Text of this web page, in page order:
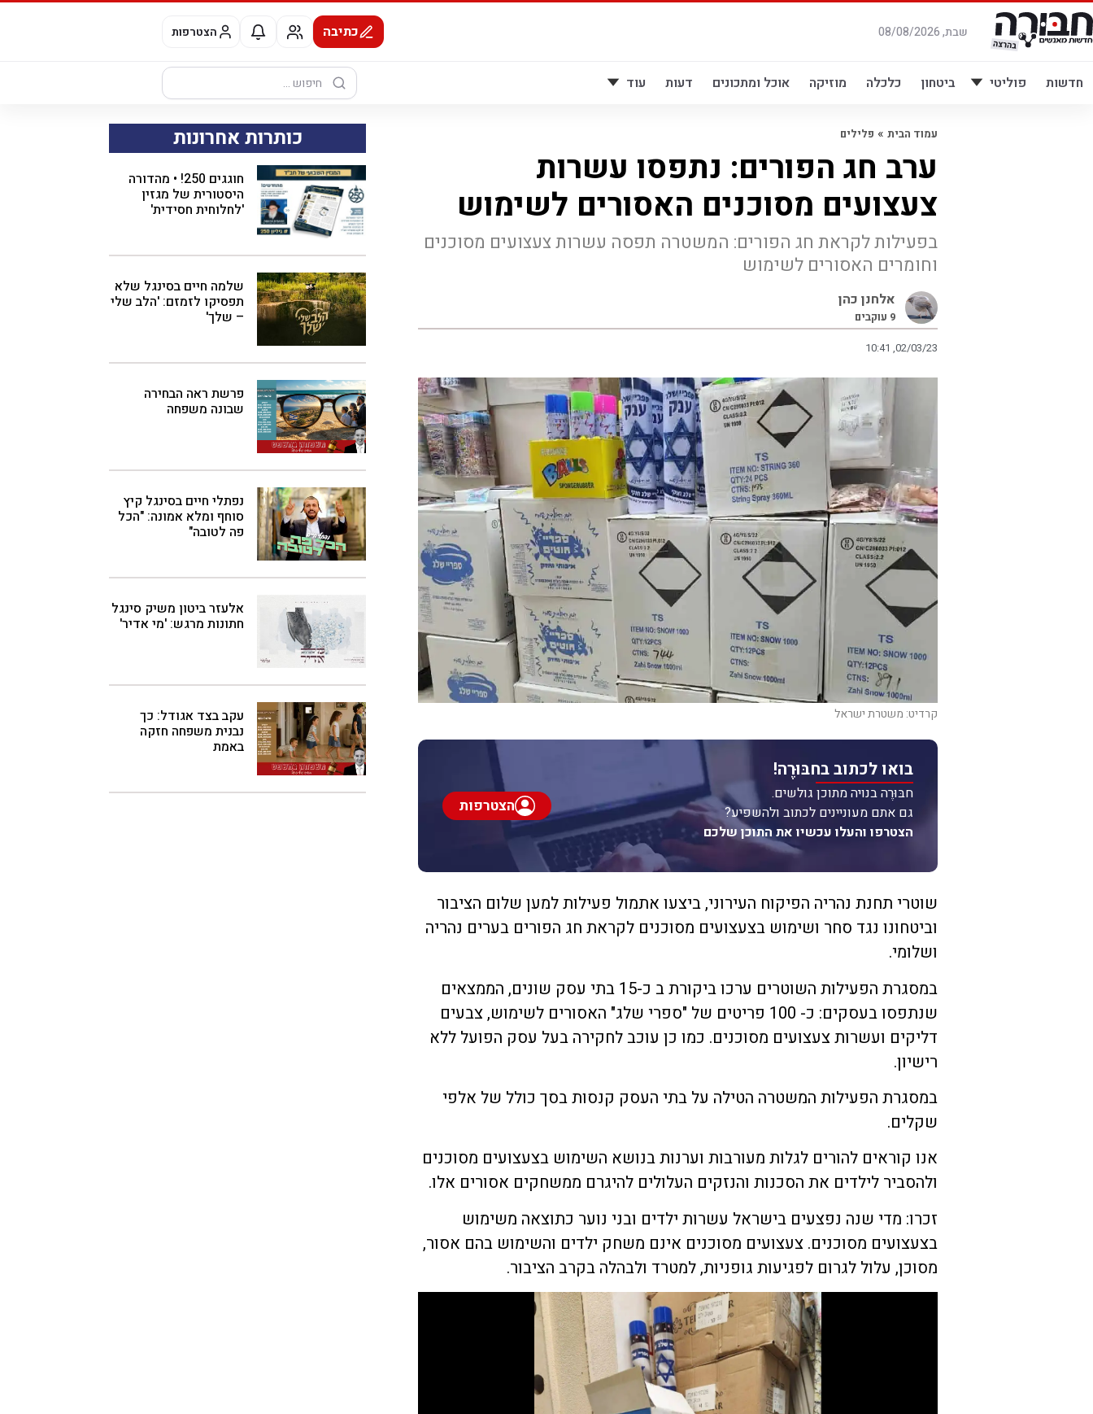
דלג
לתוכן
שבת, 08/08/2026 כתיבה הצטרפות
חדשות פוליטי ביטחון כלכלה מוזיקה אוכל ומתכונים דעות עוד
חיפוש:
עמוד הבית » פלילים
ערב חג הפורים: נתפסו עשרות
צעצועים מסוכנים האסורים לשימוש
בפעילות לקראת חג הפורים: המשטרה תפסה עשרות צעצועים מסוכנים
וחומרים האסורים לשימוש
אלחנן כהן
9 עוקבים
10:41 ,02/03/23
קרדיט: משטרת ישראל
בואו לכתוב בחבּוּרֶה!
חבּוּרֶה בנויה מתוכן גולשים.
גם אתם מעוניינים לכתוב ולהשפיע?
הצטרפו והעלו עכשיו את התוכן שלכם
הצטרפות
שוטרי תחנת נהריה הפיקוח העירוני, ביצעו אתמול פעילות למען שלום הציבור
וביטחונו נגד סחר ושימוש בצעצועים מסוכנים לקראת חג הפורים בערים נהריה
ושלומי.
במסגרת הפעילות השוטרים ערכו ביקורת ב כ-15 בתי עסק שונים, הממצאים
שנתפסו בעסקים: כ- 100 פריטים של "ספרי שלג" האסורים לשימוש, צבעים
דליקים ועשרות צעצועים מסוכנים. כמו כן עוכב לחקירה בעל עסק הפועל ללא
רישיון.
במסגרת הפעילות המשטרה הטילה על בתי העסק קנסות בסך כולל של אלפי
שקלים.
אנו קוראים להורים לגלות מעורבות וערנות בנושא השימוש בצעצועים מסוכנים
ולהסביר לילדים את הסכנות והנזקים העלולים להיגרם ממשחקים אסורים אלו.
זכרו: מדי שנה נפצעים בישראל עשרות ילדים ובני נוער כתוצאה משימוש
בצעצועים מסוכנים. צעצועים מסוכנים אינם משחק ילדים והשימוש בהם אסור,
מסוכן, עלול לגרום לפגיעות גופניות, למטרד ולבהלה בקרב הציבור.
כותרות אחרונות
חוגגים 250! • מהדורה
היסטורית של מגזין
'לחלוחית חסידית'
שלמה חיים בסינגל שלא
תפסיקו לזמזם: 'הלב שלי
– שלך'
פרשת ראה הבחירה
שבונה משפחה
נפתלי חיים בסינגל קיץ
סוחף ומלא אמונה: "הכל
פה לטובה"
אלעזר ביטון משיק סינגל
חתונות מרגש: 'מי אדיר'
עקב בצד אגודל: כך
נבנית משפחה חזקה
באמת